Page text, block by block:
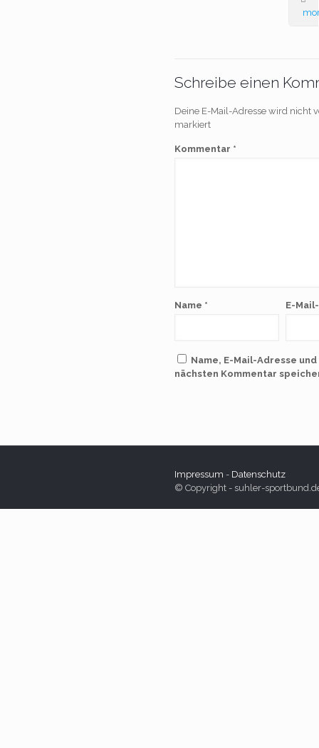
Schreibe einen
Deine E-Mail-Adresse wird nicht
markiert
Kommentar *
Name * E-
Name, E-Mail-Adresse
nächsten Kommentar
Impressum - Datenschutz
© Copyright - suhler-